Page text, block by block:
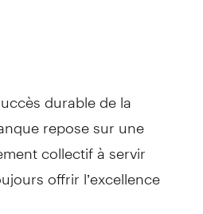
durable de la
repose sur une
collectif à servir
offrir l’excellence